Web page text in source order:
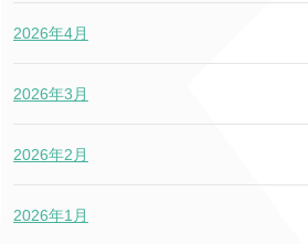
2026年4月
2026年3月
2026年2月
2026年1月